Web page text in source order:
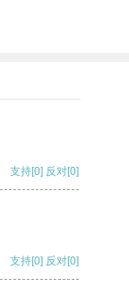
支持[0] 反对[0]
支持[0] 反对[0]